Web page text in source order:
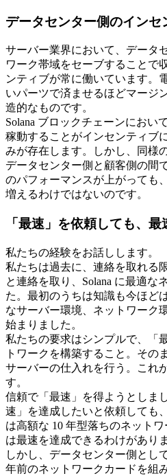
データセンター側のインセ
サーバー業界において、データ
ワーク帯域をセーブすることで
ンティブが常に働いています。
いパーツで済ませるほどマージ
造的なものです。
Solana ブロックチェーンにおい
稼動することがインセンティブ
みが存在します。しかし、同様
データセンター側と顧客側の間
のパフォーマンスが上がっても
増えるわけではないのです。
「最速」を依頼しても、
私たちの経験をお話しします。
私たちは過去に、連絡を取れる
と連絡を取り、Solana に最適な
た。最初のうちは知識も今ほど
なサーバー環境、ネットワーク
始まりました。
私たちの要求はシンプルで、「
トワークを構築すること。その
サーバーの仕入れを行う。これ
す。
信頼で「最速」を得ようとしま
速」を達成したいと依頼しても
は高額な 10 年型落ちのネット
は最速を達成できるわけがあり
しかし、データセンター側とし
年前のネットワークカードを組